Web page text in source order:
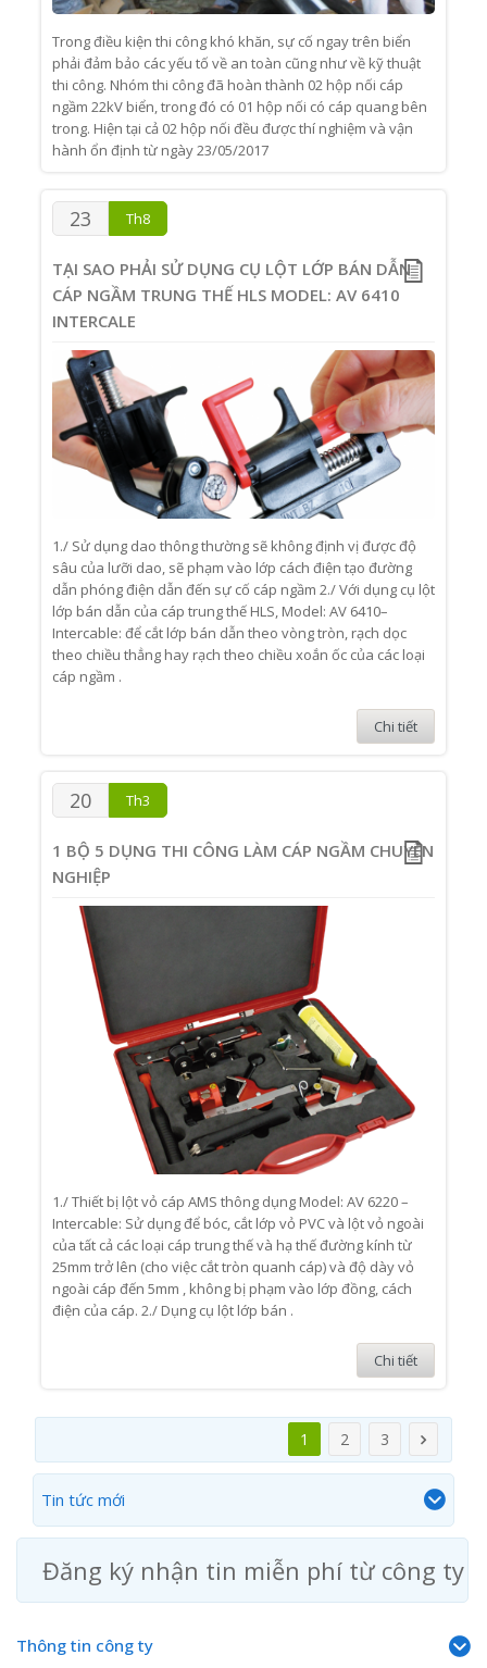
Trong điều kiện thi công khó khăn, sự cố ngay trên biển
phải đảm bảo các yếu tố về an toàn cũng như về kỹ thuật
thi công. Nhóm thi công đã hoàn thành 02 hộp nối cáp
ngầm 22kV biển, trong đó có 01 hộp nối có cáp quang bên
trong. Hiện tại cả 02 hộp nối đều được thí nghiệm và vận
hành ổn định từ ngày 23/05/2017
23 Th8
TẠI SAO PHẢI SỬ DỤNG CỤ LỘT LỚP BÁN DẪN
CÁP NGẦM TRUNG THẾ HLS MODEL: AV 6410
INTERCALE
1./ Sử dụng dao thông thường sẽ không định vị được độ
sâu của lưỡi dao, sẽ phạm vào lớp cách điện tạo đường
dẫn phóng điện dẫn đến sự cố cáp ngầm 2./ Với dụng cụ lột
lớp bán dẫn của cáp trung thế HLS, Model: AV 6410–
Intercable: để cắt lớp bán dẫn theo vòng tròn, rạch dọc
theo chiều thẳng hay rạch theo chiều xoắn ốc của các loại
cáp ngầm .
Chi tiết
20 Th3
1 BỘ 5 DỤNG THI CÔNG LÀM CÁP NGẦM CHUYÊN
NGHIỆP
1./ Thiết bị lột vỏ cáp AMS thông dụng Model: AV 6220 –
Intercable: Sử dụng để bóc, cắt lớp vỏ PVC và lột vỏ ngoài
của tất cả các loại cáp trung thế và hạ thế đường kính từ
25mm trở lên (cho việc cắt tròn quanh cáp) và độ dày vỏ
ngoài cáp đến 5mm , không bị phạm vào lớp đồng, cách
điện của cáp. 2./ Dụng cụ lột lớp bán .
Chi tiết
1 2 3
Tin tức mới
Đăng ký nhận tin miễn phí từ công ty
Thông tin công ty